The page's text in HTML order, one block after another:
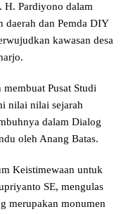
H. Pardiyono dalam
daerah dan Pemda DIY
kawasan desa
Pusat Studi
nilai nilai sejarah
dalam Dialog
oleh Anang Batas.
Keistimewaan untuk
SE, mengulas
merupakan monumen